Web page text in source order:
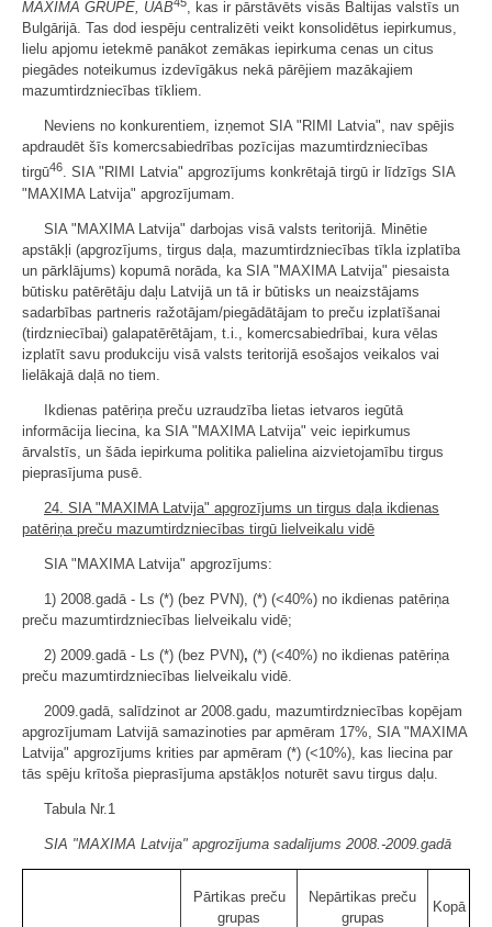
MAXIMA GRUPE, UAB
, kas ir pārstāvēts visās Baltijas valstīs un
Bulgārijā. Tas dod iespēju centralizēti veikt konsolidētus iepirkumus,
lielu apjomu ietekmē panākot zemākas iepirkuma cenas un citus
piegādes noteikumus izdevīgākus nekā pārējiem mazākajiem
mazumtirdzniecības tīkliem.
Neviens no konkurentiem, izņemot SIA "RIMI Latvia", nav spējis
apdraudēt šīs komercsabiedrības pozīcijas mazumtirdzniecības
tirgū46. SIA "RIMI Latvia" apgrozījums konkrētajā tirgū ir līdzīgs SIA
"MAXIMA Latvija" apgrozījumam.
SIA "MAXIMA Latvija" darbojas visā valsts teritorijā. Minētie
apstākļi (apgrozījums, tirgus daļa, mazumtirdzniecības tīkla izplatība
un pārklājums) kopumā norāda, ka SIA "MAXIMA Latvija" piesaista
būtisku patērētāju daļu Latvijā un tā ir būtisks un neaizstājams
sadarbības partneris ražotājam/piegādātājam to preču izplatīšanai
(tirdzniecībai) galapatērētājam, t.i., komercsabiedrībai, kura vēlas
izplatīt savu produkciju visā valsts teritorijā esošajos veikalos vai
lielākajā daļā no tiem.
Ikdienas patēriņa preču uzraudzība lietas ietvaros iegūtā
informācija liecina, ka SIA "MAXIMA Latvija" veic iepirkumus
ārvalstīs, un šāda iepirkuma politika palielina aizvietojamību tirgus
pieprasījuma pusē.
24. SIA "MAXIMA Latvija" apgrozījums un tirgus daļa ikdienas
patēriņa preču mazumtirdzniecības tirgū lielveikalu vidē
SIA "MAXIMA Latvija" apgrozījums:
1) 2008.gadā - Ls (*) (bez PVN), (*) (<40%) no ikdienas patēriņa
preču mazumtirdzniecības lielveikalu vidē;
2) 2009.gadā - Ls (*) (bez PVN), (*) (<40%) no ikdienas patēriņa
preču mazumtirdzniecības lielveikalu vidē.
2009.gadā, salīdzinot ar 2008.gadu, mazumtirdzniecības kopējam
apgrozījumam Latvijā samazinoties par apmēram 17%, SIA "MAXIMA
Latvija" apgrozījums krities par apmēram (*) (<10%), kas liecina par
tās spēju krītoša pieprasījuma apstākļos noturēt savu tirgus daļu.
Tabula Nr.1
SIA "MAXIMA Latvija" apgrozījuma sadalījums 2008.-2009.gadā
Pārtikas preču
grupas
Nepārtikas preču
grupas
Kopā